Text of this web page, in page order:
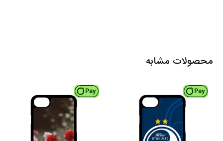
محصولات مشابه